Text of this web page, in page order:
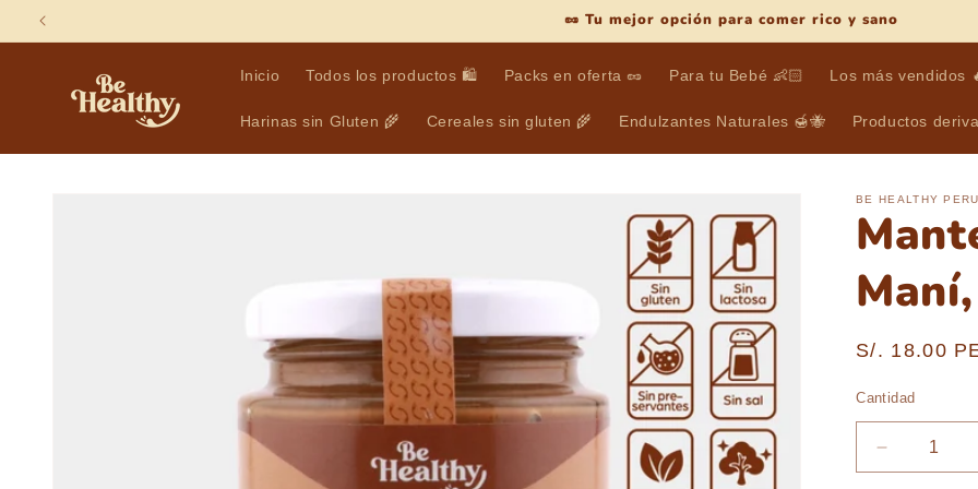
directamente
al contenido
🥜 Tu mejor opción para comer rico y sano
Inicio Todos los productos 🛍️ Packs en oferta 🥜 Para tu Bebé 👶🏻 Los más vendidos
Harinas sin Gluten 🌾 Cereales sin gluten 🌾 Endulzantes Naturales 🍯🐝 Productos
BE HEALTHY PERU
Precio
S/. 18.00
Cantidad
Cantidad
Reducir
cantidad